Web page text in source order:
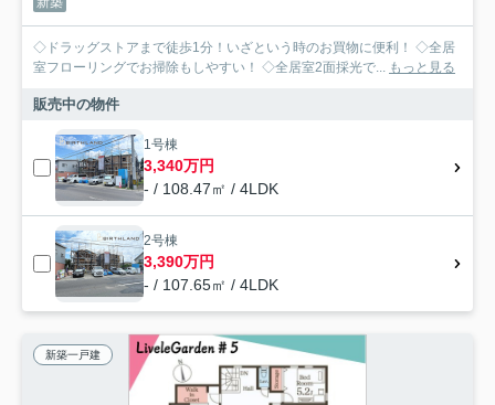
◇ドラッグストアまで徒歩1分！いざという時のお買物に便利！ ◇全居
室フローリングでお掃除もしやすい！ ◇全居室2面採光で... もっと見る
販売中の物件
1号棟
3,340万円
- / 108.47㎡ / 4LDK
2号棟
3,390万円
- / 107.65㎡ / 4LDK
新築一戸建